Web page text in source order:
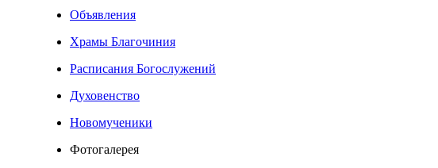
Объявления
Храмы Благочиния
Расписания Богослужений
Духовенство
Новомученики
Фотогалерея